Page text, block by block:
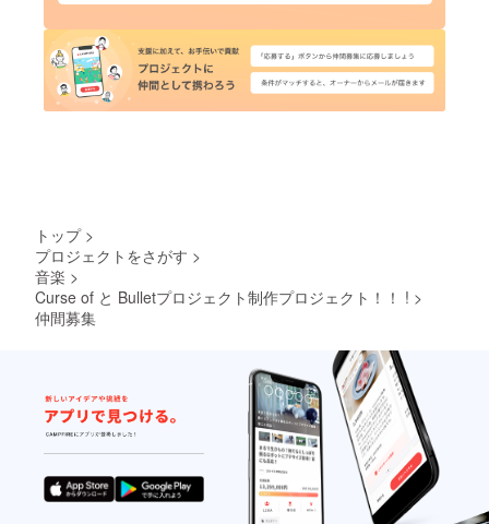
トップ >
プロジェクトをさがす >
音楽 >
Curse of と Bulletプロジェクト制作プロジェクト！！ ! >
仲間募集